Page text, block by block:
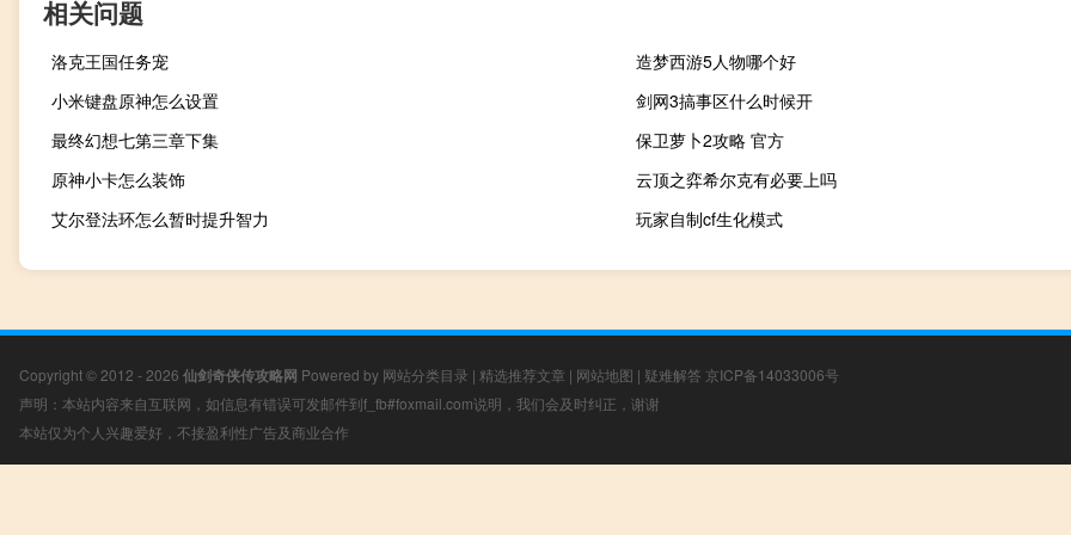
相关问题
洛克王国任务宠
造梦西游5人物哪个好
小米键盘原神怎么设置
剑网3搞事区什么时候开
最终幻想七第三章下集
保卫萝卜2攻略 官方
原神小卡怎么装饰
云顶之弈希尔克有必要上吗
艾尔登法环怎么暂时提升智力
玩家自制cf生化模式
Copyright © 2012 - 2026 仙剑奇侠传攻略网 Powered by 网站分类目录 | 精选推荐文章 | 网站地图 | 疑难解答 京ICP备14033006号
声明：本站内容来自互联网，如信息有错误可发邮件到f_fb#foxmail.com说明，我们会及时纠正，谢谢
本站仅为个人兴趣爱好，不接盈利性广告及商业合作